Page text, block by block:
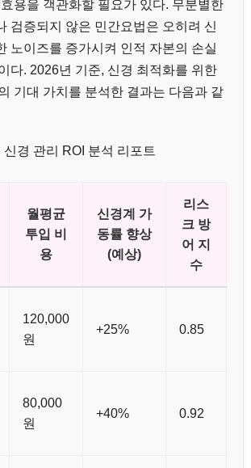
용을 객관화할 필요가 있다. 무분별한
검증되지 않은 민간요법은 오히려 신
노이즈를 증가시켜 인적 자본의 손실
다. 2026년 기준, 신경 최적화를 위한
기대 가치를 분석한 결과는 다음과 같
신경 관리 ROI 분석 리포트
월평균
투입 비
용
신경계 가
동률 향상
(예상)
리스
크 방
어 지
수
120,000
원
+25% 0.85
80,000
원
+40% 0.92